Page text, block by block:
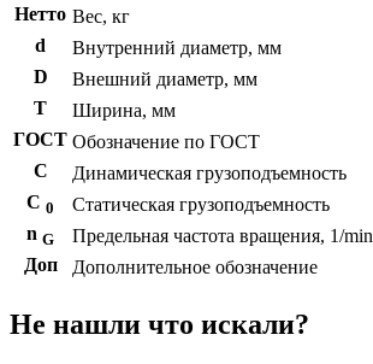
Нетто Вес, кг
d
Внутренний диаметр, мм
D
Внешний диаметр, мм
T
Ширина, мм
ГОСТ Обозначение по ГОСТ
C
Динамическая грузоподъемность
С 0 Статическая грузоподъемность
n G
Предельная частота вращения, 1/min
Доп
Дополнительное обозначение
Не нашли что искали?